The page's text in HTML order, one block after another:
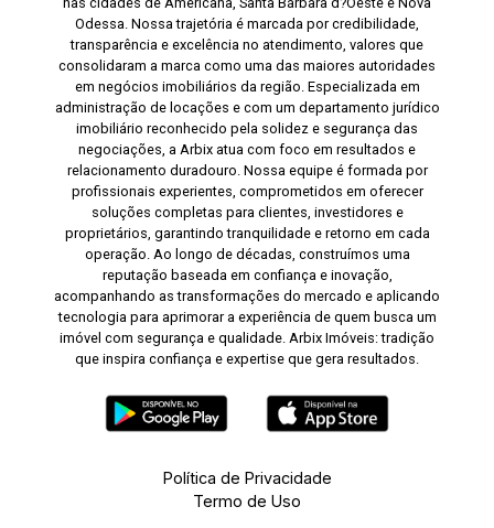
Odessa. Nossa trajetória é marcada por credibilidade,
transparência e excelência no atendimento, valores que
consolidaram a marca como uma das maiores autoridades
em negócios imobiliários da região. Especializada em
administração de locações e com um departamento jurídico
imobiliário reconhecido pela solidez e segurança das
negociações, a Arbix atua com foco em resultados e
relacionamento duradouro. Nossa equipe é formada por
profissionais experientes, comprometidos em oferecer
soluções completas para clientes, investidores e
proprietários, garantindo tranquilidade e retorno em cada
operação. Ao longo de décadas, construímos uma
reputação baseada em confiança e inovação,
acompanhando as transformações do mercado e aplicando
tecnologia para aprimorar a experiência de quem busca um
imóvel com segurança e qualidade. Arbix Imóveis: tradição
que inspira confiança e expertise que gera resultados.
Política de Privacidade
Termo de Uso